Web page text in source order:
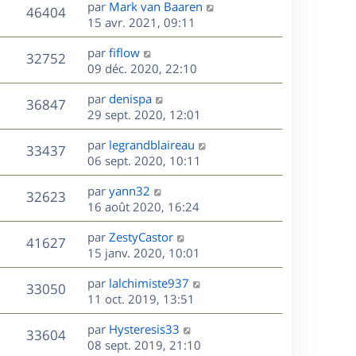
g
e
s
s
a
g
e
r
m
e
s
s
a
g
e
s
n
i
e
r
m
e
s
s
a
g
e
46404V
u
e
s
D
e
r
n
i
e
r
m
e
s
s
a
g
e
par Mark van Baaren
15 avr. 2021, 09:11
32752V
u
s
D
e
r
n
i
e
r
m
e
s
s
a
g
e
par fiflow
09 déc. 2020, 22:10
36847V
u
s
D
e
r
n
i
e
r
m
e
s
s
a
g
e
par denispa
29 sept. 2020, 12:01
33437V
u
e
s
D
e
r
n
i
e
r
m
e
s
s
a
g
e
par legrandblaireau
06 sept. 2020, 10:11
32623V
u
s
D
e
r
n
i
e
r
m
e
s
s
par yann32
16 août 2020, 16:24
41627V
u
D
e
r
n
i
e
r
m
par ZestyCastor
15 janv. 2020, 10:01
33050V
u
D
e
r
n
i
par lalchimiste937
11 oct. 2019, 13:51
33604V
D
e
par Hysteresis33
08 sept. 2019, 21:10